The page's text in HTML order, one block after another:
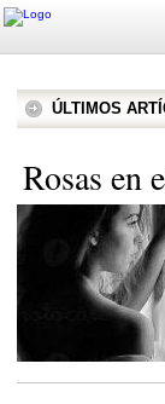
ÚLTIMOS
Rosas en